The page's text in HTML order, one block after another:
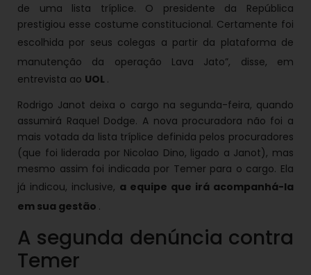
de uma lista tríplice. O presidente da República
prestigiou esse costume constitucional. Certamente foi
escolhida por seus colegas a partir da plataforma de
manutenção da operação Lava Jato”, disse, em
entrevista ao UOL .
Rodrigo Janot deixa o cargo na segunda-feira, quando
assumirá Raquel Dodge. A nova procuradora não foi a
mais votada da lista tríplice definida pelos procuradores
(que foi liderada por Nicolao Dino, ligado a Janot), mas
mesmo assim foi indicada por Temer para o cargo. Ela
já indicou, inclusive, a equipe que irá acompanhá-la
em sua gestão .
A segunda denúncia contra
Temer